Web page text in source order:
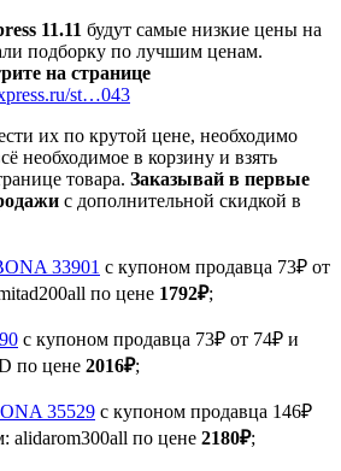
11.11 будут самые низкие цены на
подборку по лучшим ценам.
на странице
st…043
их по крутой цене, необходимо
необходимое в корзину и взять
товара. Заказывай в первые
с дополнительной скидкой в
33901 с купоном продавца 73₽ от
по цене 1792₽;
с купоном продавца 73₽ от 74₽ и
по цене 2016₽;
35529 с купоном продавца 146₽
alidarom300all по цене 2180₽;